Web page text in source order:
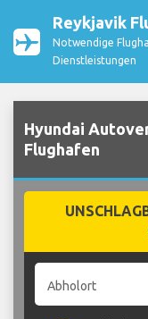
Reykjavik
Notwendige
Dienstleistungen
Hyundai
Flughafen
Abholort